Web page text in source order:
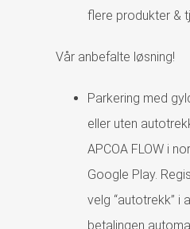
flere produkter &
Vår anbefalte løsning!
Parkering med
eller uten
APCOA FLOW i
Google Play.
velg “autotrekk” i
betalingen